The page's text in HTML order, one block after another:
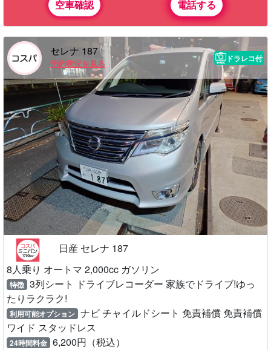
空車確認 電話する
セレナ 187
予約状況を見る
ドラレコ付
日産 セレナ 187
8人乗り オートマ 2,000cc ガソリン
特徴 3列シート ドライブレコーダー 家族でドライブ!ゆっ
たりラクラク!
利用可能オプション ナビ チャイルドシート 免責補償 免責補償
ワイド スタッドレス
24時間料金 6,200円（税込）